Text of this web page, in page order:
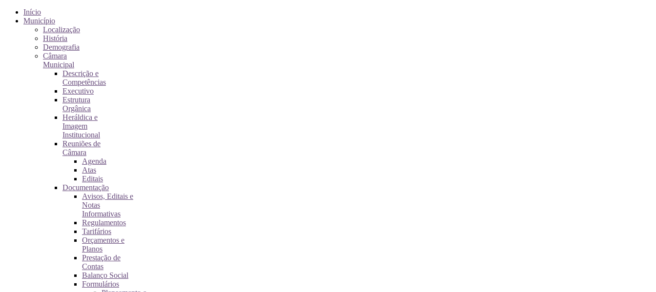
Início
Município
Localização
História
Demografia
Câmara
Municipal
Descrição e
Competências
Executivo
Estrutura
Orgânica
Heráldica e
Imagem
Institucional
Reuniões de
Câmara
Agenda
Atas
Editais
Documentação
Avisos, Editais e
Notas
Informativas
Regulamentos
Tarifários
Orçamentos e
Planos
Prestação de
Contas
Balanço Social
Formulários